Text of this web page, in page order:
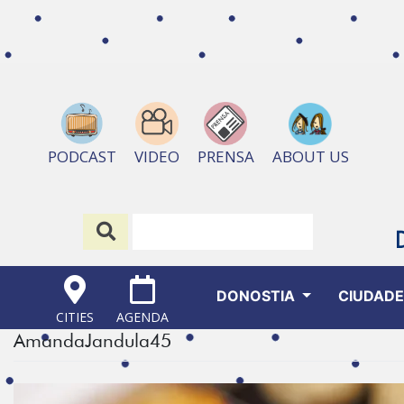
PODCAST VIDEO PRENSA ABOUT US
CITIES AGENDA
DONOSTIA
AmandaJandula45